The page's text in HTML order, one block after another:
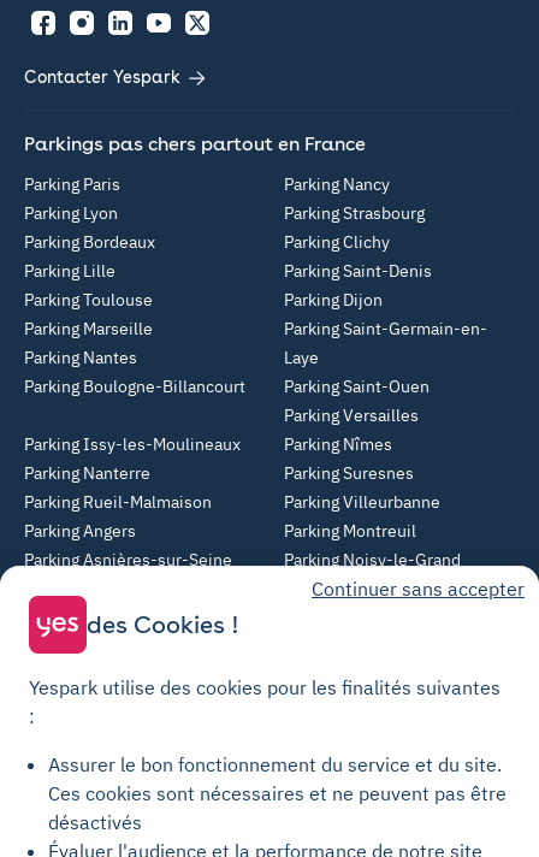
FacebookInstagramLinkedInYouTubeTwitter
Contacter Yespark
Parkings pas chers partout en France
Parking Paris
Parking Lyon
Parking Bordeaux
Parking Lille
Parking Toulouse
Parking Marseille
Parking Nantes
Parking Boulogne-Billancourt
Parking Nancy
Parking Strasbourg
Parking Clichy
Parking Saint-Denis
Parking Dijon
Parking Saint-Germain-en-
Laye
Parking Saint-Ouen
Parking Versailles
Parking Issy-les-Moulineaux
Parking Nanterre
Parking Rueil-Malmaison
Parking Angers
Parking Asnières-sur-Seine
Parking Courbevoie
Parking Metz
Parking Nîmes
Parking Suresnes
Parking Villeurbanne
Parking Montreuil
Parking Noisy-le-Grand
Parking Clermont-Ferrand
Yespark SAS, titulaire de la carte pro n°CPI 7501 2017 000 019 582 portant
les mentions "Gestion Immobilière" et "Transaction" délivrée par la CCI de
Conditions générales de vente Stationnement
Continuer sans accepter
des Cookies !
Yespark utilise des cookies pour les finalités suivantes
:
Assurer le bon fonctionnement du service et du site.
Ces cookies sont nécessaires et ne peuvent pas être
désactivés
Évaluer l'audience et la performance de notre site